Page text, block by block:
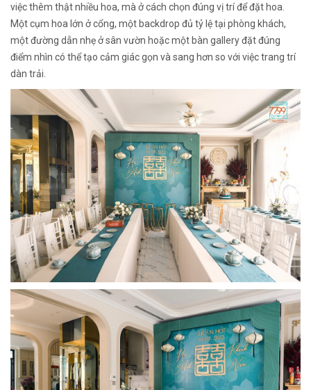
việc thêm thật nhiều hoa, mà ở cách chọn đúng vị trí để đặt hoa.
Một cụm hoa lớn ở cổng, một backdrop đủ tỷ lệ tại phòng khách,
một đường dẫn nhẹ ở sân vườn hoặc một bàn gallery đặt đúng
điểm nhìn có thể tạo cảm giác gọn và sang hơn so với việc trang trí
dàn trải.